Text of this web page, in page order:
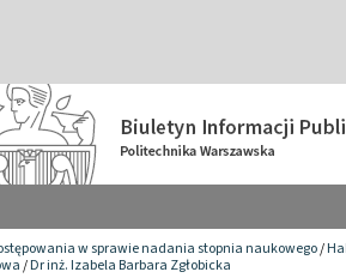
w sprawie nadania stopnia naukowego/
/Dr inż. Izabela Barbara Zgłobicka